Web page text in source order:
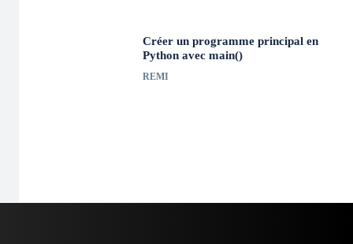
Créer un programme principal en
Python avec main()
REMI